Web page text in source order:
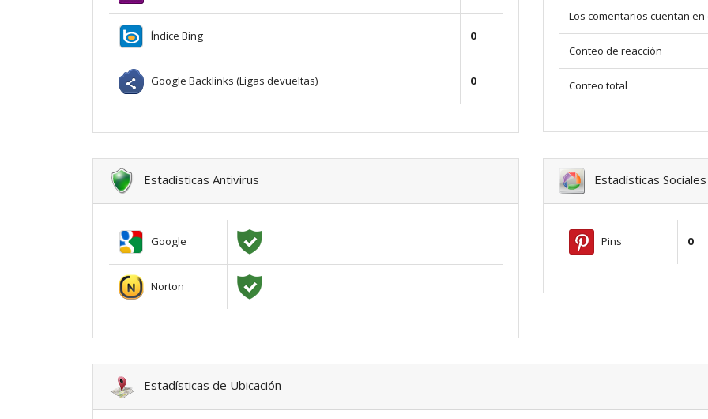
Índice Bing 0
Google Backlinks (Ligas devueltas) 0
Los comentarios cuentan
Conteo de reacción
Conteo total
Estadísticas Antivirus
Google
Norton
Estadísticas Sociales
Pins 0
Estadísticas de Ubicación